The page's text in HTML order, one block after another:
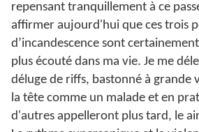
repensant tranquillement à ce
affirmer aujourd'hui que ces trois
d’incandescence sont
plus écouté dans ma vie. Je me
déluge de riffs, bastonné à grande
la tête comme un malade et en
d'autres appelleront plus tard, le